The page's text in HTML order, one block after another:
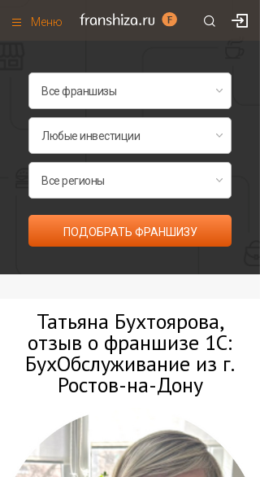
Меню
Франшизы по категориям
ПОДОБРАТЬ ФРАНШИЗУ
Татьяна Бухтоярова,
отзыв о франшизе 1С:
БухОбслуживание из г.
Ростов-на-Дону